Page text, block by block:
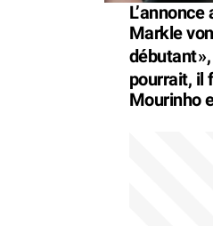
Markle
débutant
pourrait, il
Mourinho